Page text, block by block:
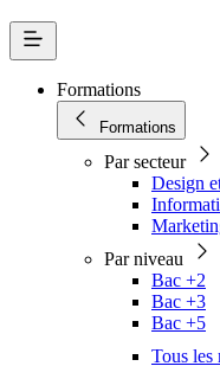
Formations
Formations
Par secteur
Design
Par niveau
Bac +2
Bac +3
Bac +5
Tous les